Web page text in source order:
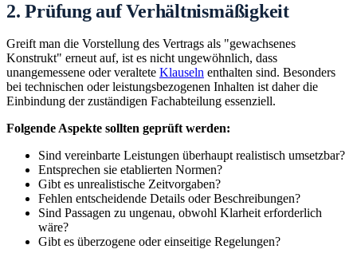
2. Prüfung auf Verhältnismäßigkeit
Greift man die Vorstellung des Vertrags als "gewachsenes
Konstrukt" erneut auf, ist es nicht ungewöhnlich, dass
unangemessene oder veraltete Klauseln enthalten sind. Besonders
bei technischen oder leistungsbezogenen Inhalten ist daher die
Einbindung der zuständigen Fachabteilung essenziell.
Folgende Aspekte sollten geprüft werden:
Sind vereinbarte Leistungen überhaupt realistisch umsetzbar?
Entsprechen sie etablierten Normen?
Gibt es unrealistische Zeitvorgaben?
Fehlen entscheidende Details oder Beschreibungen?
Sind Passagen zu ungenau, obwohl Klarheit erforderlich
wäre?
Gibt es überzogene oder einseitige Regelungen?